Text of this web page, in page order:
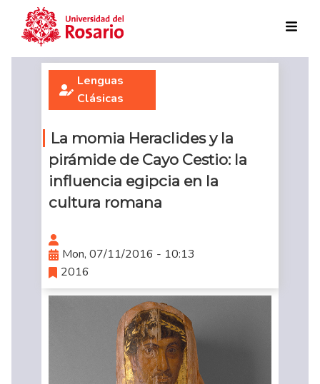
Skip to main content
Lenguas
Clásicas
La momia Heraclides y la
pirámide de Cayo Cestio: la
influencia egipcia en la
cultura romana
Mon, 07/11/2016 - 10:13
2016